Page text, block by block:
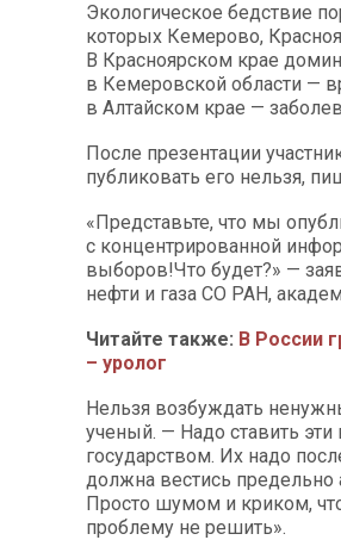
Экологическое бедствие
которых Кемерово,
В Красноярском крае
в Кемеровской области —
в Алтайском крае —
После презентации
публиковать его нельзя,
«Представьте, что мы
с концентрированной
выборов!Что будет?» —
нефти и газа СО РАН,
Читайте также: В России
– уролог
Нельзя возбуждать
ученый. — Надо ставить
государством. Их надо
должна вестись предельно
Просто шумом и криком,
проблему не решить».